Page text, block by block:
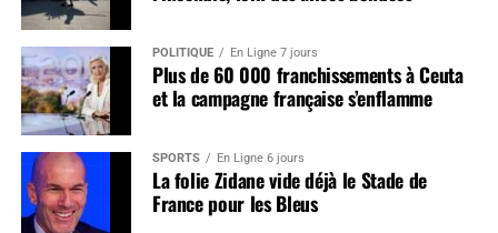
POLITIQUE En Ligne 7 jours
Plus de 60 000 franchissements à Ceuta
et la campagne française s’enflamme
SPORTS En Ligne 6 jours
La folie Zidane vide déjà le Stade de
France pour les Bleus